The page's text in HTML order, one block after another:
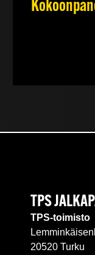
TPS
TPS-toimisto
20520 Turku